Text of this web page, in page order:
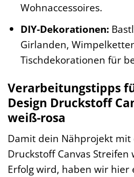
Wohnaccessoires.
DIY-Dekorationen:
Girlanden,
Tischdekorationen für
Verarbeitungstipps
Design Druckstoff
weiß-rosa
Damit dein Nähprojekt mit
Druckstoff Canvas
Erfolg wird, haben wir hier